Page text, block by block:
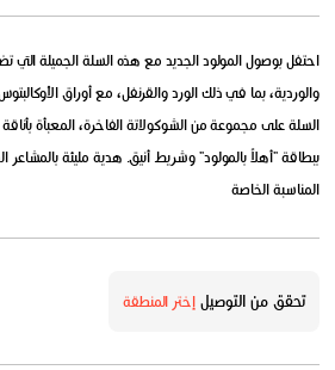
احتفل بوصول المولود الجديد مع هذه السلة الجميلة التي
والوردية، بما في ذلك الورد والقرنفل، مع أوراق
السلة على مجموعة من الشوكولاتة الفاخرة، المعبأة
ببطاقة "أهلاً بالمولود" وشريط أنيق. هدية مليئة بالمشاعر
المناسبة الخاصة
تحقق من التوصيلإختر المنطقة